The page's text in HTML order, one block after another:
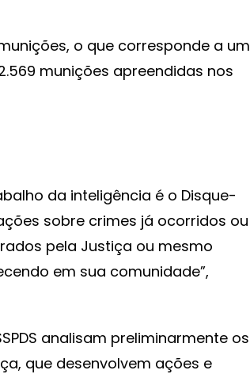
o que corresponde a um
munições apreendidas nos
da inteligência é o Disque-
sobre crimes já ocorridos ou
pela Justiça ou mesmo
em sua comunidade”,
analisam preliminarmente os
que desenvolvem ações e